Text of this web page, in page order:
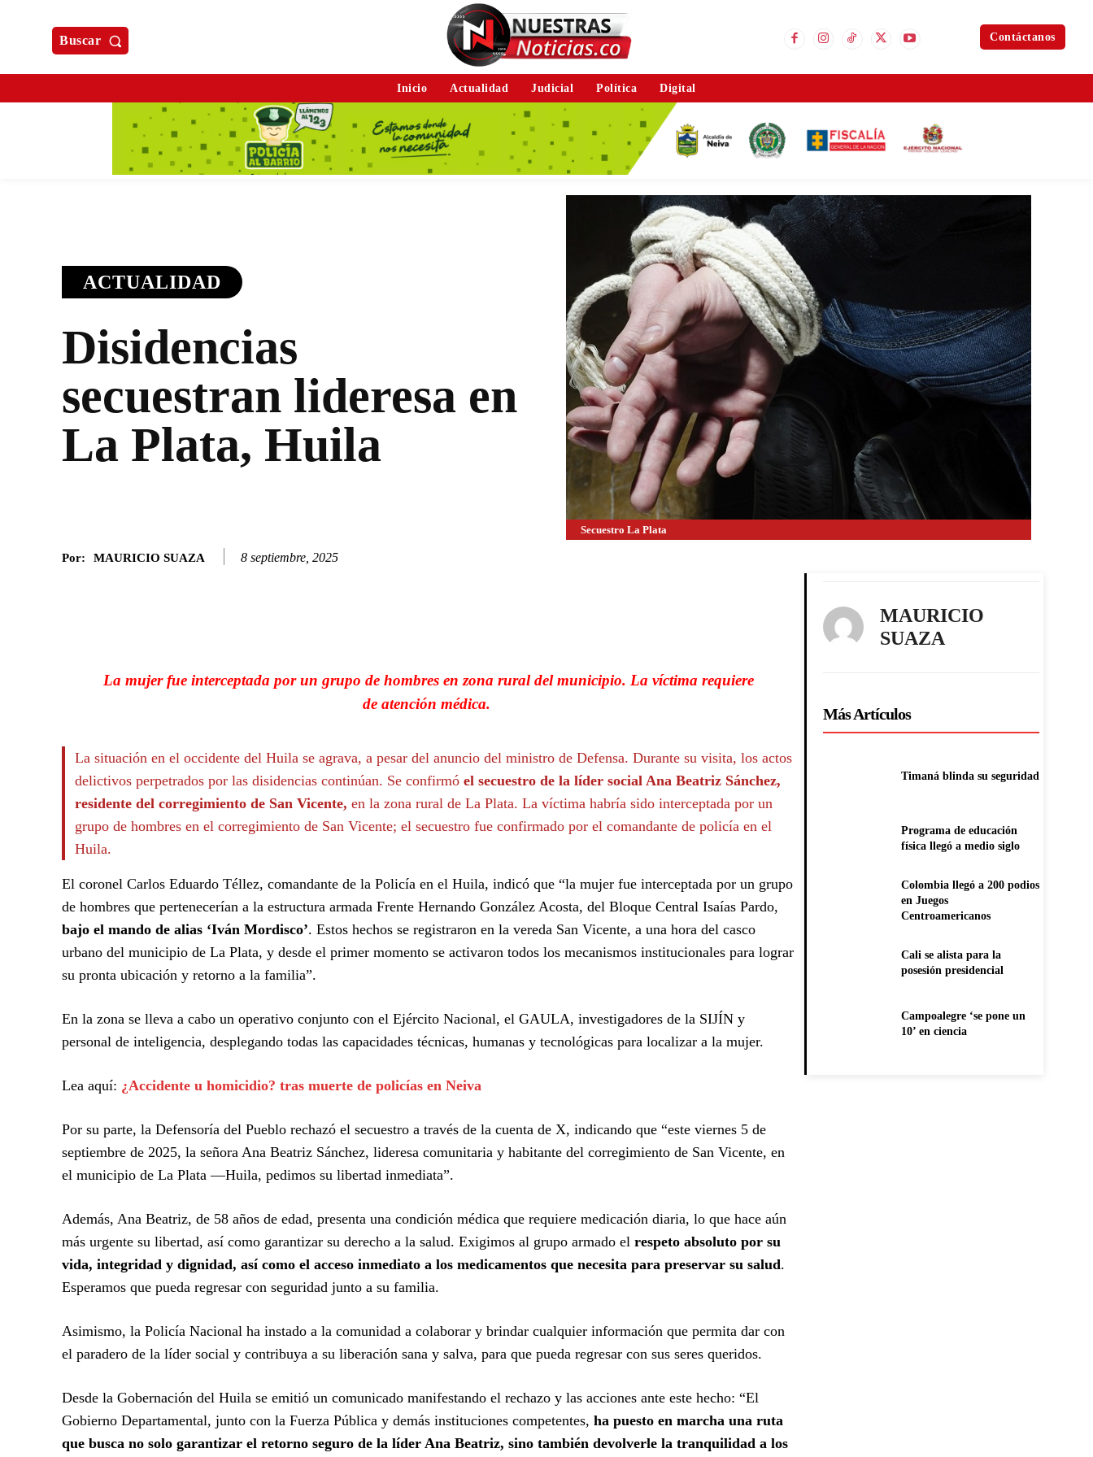
Buscar Contáctanos
Inicio Actualidad Judicial Política Digital
ACTUALIDAD
Disidencias
secuestran lideresa en
La Plata, Huila
Secuestro La Plata
Por: MAURICIO SUAZA 8 septiembre, 2025
La mujer fue interceptada por un grupo de hombres en zona rural del municipio. La víctima requiere
de atención médica.
La situación en el occidente del Huila se agrava, a pesar del anuncio del ministro de Defensa. Durante su visita, los actos
delictivos perpetrados por las disidencias continúan. Se confirmó el secuestro de la líder social Ana Beatriz Sánchez,
residente del corregimiento de San Vicente, en la zona rural de La Plata. La víctima habría sido interceptada por un
grupo de hombres en el corregimiento de San Vicente; el secuestro fue confirmado por el comandante de policía en el
Huila.
El coronel Carlos Eduardo Téllez, comandante de la Policía en el Huila, indicó que “la mujer fue interceptada por un grupo
de hombres que pertenecerían a la estructura armada Frente Hernando González Acosta, del Bloque Central Isaías Pardo,
bajo el mando de alias ‘Iván Mordisco’. Estos hechos se registraron en la vereda San Vicente, a una hora del casco
urbano del municipio de La Plata, y desde el primer momento se activaron todos los mecanismos institucionales para lograr
su pronta ubicación y retorno a la familia”.
En la zona se lleva a cabo un operativo conjunto con el Ejército Nacional, el GAULA, investigadores de la SIJÍN y
personal de inteligencia, desplegando todas las capacidades técnicas, humanas y tecnológicas para localizar a la mujer.
Lea aquí: ¿Accidente u homicidio? tras muerte de policías en Neiva
Por su parte, la Defensoría del Pueblo rechazó el secuestro a través de la cuenta de X, indicando que “este viernes 5 de
septiembre de 2025, la señora Ana Beatriz Sánchez, lideresa comunitaria y habitante del corregimiento de San Vicente, en
el municipio de La Plata —Huila, pedimos su libertad inmediata”.
Además, Ana Beatriz, de 58 años de edad, presenta una condición médica que requiere medicación diaria, lo que hace aún
más urgente su libertad, así como garantizar su derecho a la salud. Exigimos al grupo armado el respeto absoluto por su
vida, integridad y dignidad, así como el acceso inmediato a los medicamentos que necesita para preservar su salud.
Esperamos que pueda regresar con seguridad junto a su familia.
Asimismo, la Policía Nacional ha instado a la comunidad a colaborar y brindar cualquier información que permita dar con
el paradero de la líder social y contribuya a su liberación sana y salva, para que pueda regresar con sus seres queridos.
Desde la Gobernación del Huila se emitió un comunicado manifestando el rechazo y las acciones ante este hecho: “El
Gobierno Departamental, junto con la Fuerza Pública y demás instituciones competentes, ha puesto en marcha una ruta
que busca no solo garantizar el retorno seguro de la líder Ana Beatriz, sino también devolverle la tranquilidad a los
MAURICIO
SUAZA
Más Artículos
Timaná blinda su seguridad
Programa de educación
física llegó a medio siglo
Colombia llegó a 200 podios
en Juegos
Centroamericanos
Cali se alista para la
posesión presidencial
Campoalegre ‘se pone un
10’ en ciencia